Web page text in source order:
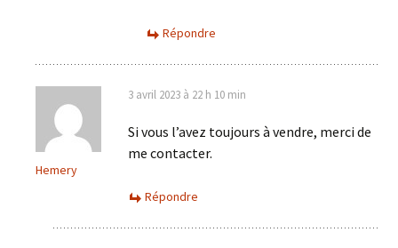
Répondre
Hemery
3 avril 2023 à 22 h 10 min
Si vous l’avez toujours à vendre, merci de
me contacter.
Répondre